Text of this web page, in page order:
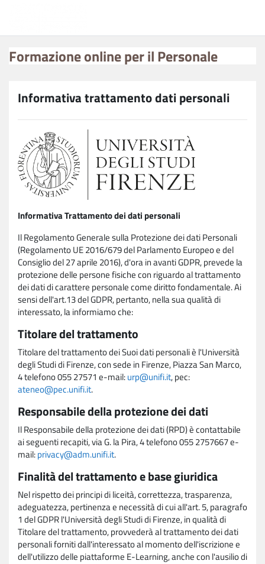
Formazione online per il Personale
Informativa trattamento dati personali
Informativa Trattamento dei dati personali
Il Regolamento Generale sulla Protezione dei dati Personali
(Regolamento UE 2016/679 del Parlamento Europeo e del
Consiglio del 27 aprile 2016), d'ora in avanti GDPR, prevede la
protezione delle persone fisiche con riguardo al trattamento
dei dati di carattere personale come diritto fondamentale. Ai
sensi dell'art.13 del GDPR, pertanto, nella sua qualità di
interessato, la informiamo che:
Titolare del trattamento
Titolare del trattamento dei Suoi dati personali è l'Università
degli Studi di Firenze, con sede in Firenze, Piazza San Marco,
4 telefono 055 27571 e-mail:urp@unifi.it, pec:
ateneo@pec.unifi.it.
Responsabile della protezione dei dati
Il Responsabile della protezione dei dati (RPD) è contattabile
ai seguenti recapiti, via G. la Pira, 4 telefono 055 2757667 e-
mail:privacy@adm.unifi.it.
Finalità del trattamento e base giuridica
Nel rispetto dei principi di liceità, correttezza, trasparenza,
adeguatezza, pertinenza e necessità di cui all'art. 5, paragrafo
1 del GDPR l'Università degli Studi di Firenze, in qualità di
Titolare del trattamento, provvederà al trattamento dei dati
personali forniti dall'interessato al momento dell'iscrizione e
dell'utilizzo delle piattaforme E-Learning, anche con l'ausilio di